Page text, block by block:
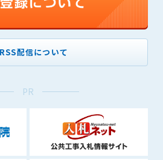
RSS配信について
PR
内容が以下に該当する、またはその
、第6条の定める禁止事項に該当する
遅延した場合
中止等）
く、本サービス内容の変更(新規追加、
スの運営を中止または廃止することが